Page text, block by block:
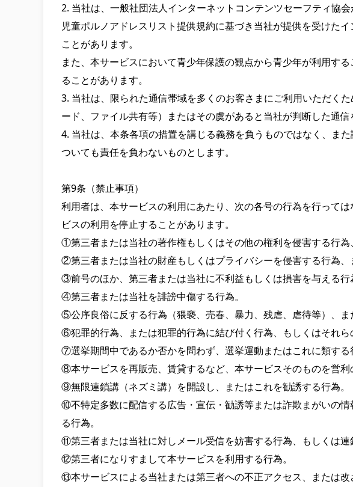
2. 当社は、一般社団法人インターネットコンテンツセーフティ協
児童ポルノアドレスリスト提供規約に基づき当社が提供を受けた
ことがあります。
また、本サービスにおいて青少年保護の観点から青少年が利用す
ることがあります。
3. 当社は、限られた通信帯域を多くのお客さまにご利用いただく
ード、ファイル共有等）またはその虞があると当社が判断した通信
4. 当社は、本条各項の措置を講じる義務を負うものではなく、ま
ついても責任を負わないものとします。
第9条（禁止事項）
利用者は、本サービスの利用にあたり、次の各号の行為を行って
ビスの利用を停止することがあります。
①第三者または当社の著作権もしくはその他の権利を侵害する行為
②第三者または当社の財産もしくはプライバシーを侵害する行為、
③前号のほか、第三者または当社に不利益もしくは損害を与える行
④第三者または当社を誹謗中傷する行為。
⑤公序良俗に反する行為（猥褻、売春、暴力、残虐、虐待等）、
⑥犯罪的行為、または犯罪的行為に結び付く行為、もしくはそれら
⑦選挙期間中であるか否かを問わず、選挙運動またはこれに類する
⑧本サービスを再販売、賃貸するなど、本サービスそのものを営利
⑨無限連鎖講（ネズミ講）を開設し、またはこれを勧誘する行為。
⑩不特定多数に配信する広告・宣伝・勧誘等または詐欺まがいの
る行為。
⑪第三者または当社に対しメール受信を妨害する行為、もしくは
⑫第三者になりすまして本サービスを利用する行為。
⑬本サービスによる当社または第三者への不正アクセス、または改